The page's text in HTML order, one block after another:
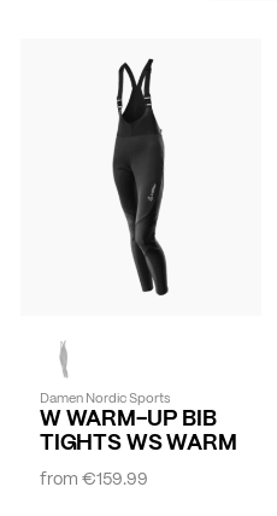
Damen Nordic Sports
W WARM-UP BIB
TIGHTS WS WARM
from€159.99